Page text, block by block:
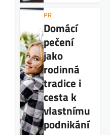
PR
Domácí
pečení
jako
rodinná
tradice i
cesta k
vlastnímu
podnikání